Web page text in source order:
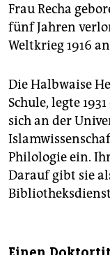
Frau Recha
fünf Jahren
Weltkrieg 1916
Die Halbwaise
Schule, legte
sich an der
Philologie ein.
Darauf gibt sie